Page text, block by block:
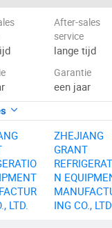
After-sales
service
lange tijd
Garantie
een jaar
LTD.
ZHEJIANG
GRANT
N
ING CO.,